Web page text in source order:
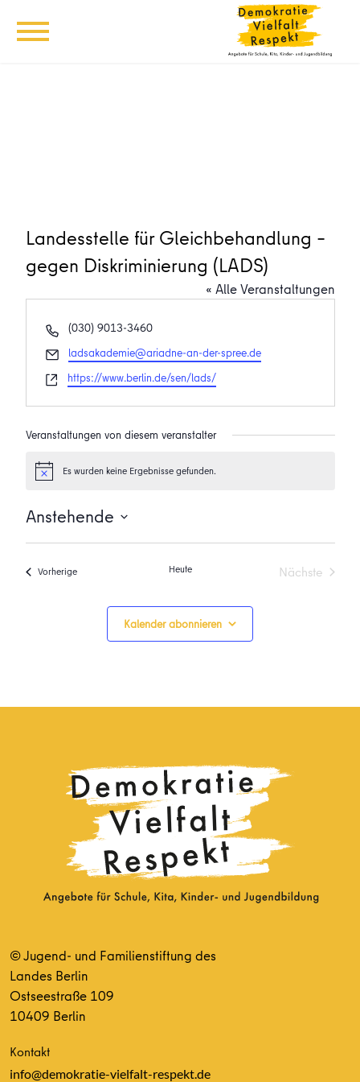
Landesstelle für Gleichbehandlung –
gegen Diskriminierung (LADS)
« Alle Veranstaltungen
Telefon
(030) 9013-3460
Email
ladsakademie@ariadne-an-der-spree.de
Webseite
https://www.berlin.de/sen/lads/
Veranstaltungen von diesem veranstalter
HinweisEs wurden keine Ergebnisse gefunden.
Anstehende
Datum
VorherigeVeranstaltungen Heute
Nächste
Kalender abonnieren
© Jugend- und Familienstiftung des
Landes Berlin
Ostseestraße 109
10409 Berlin
Kontakt
info@demokratie-vielfalt-respekt.de